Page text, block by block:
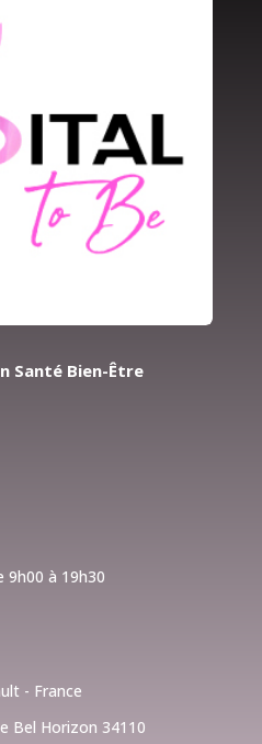
Santé Bien-Être
9h00 à 19h30
- France
Bel Horizon 34110